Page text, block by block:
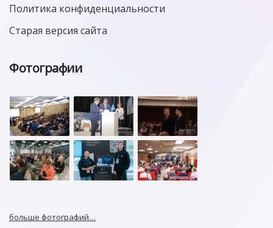
Политика конфиденциальности
Старая версия сайта
Фотографии
больше фотографий…